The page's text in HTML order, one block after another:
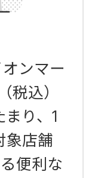
ンマー
税込）
まり、1
象店舗
便利な